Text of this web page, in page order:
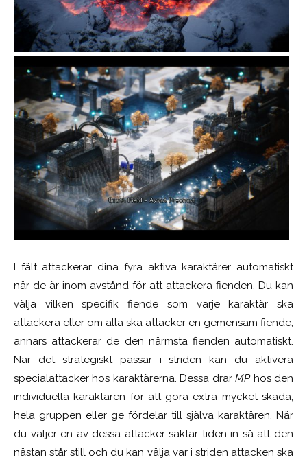
I fält attackerar dina fyra aktiva karaktärer automatiskt
när de är inom avstånd för att attackera fienden. Du kan
välja vilken specifik fiende som varje karaktär ska
attackera eller om alla ska attacker en gemensam fiende,
annars attackerar de den närmsta fienden automatiskt.
När det strategiskt passar i striden kan du aktivera
specialattacker hos karaktärerna. Dessa drarMPhos den
individuella karaktären för att göra extra mycket skada,
hela gruppen eller ge fördelar till själva karaktären. När
du väljer en av dessa attacker saktar tiden in så att den
nästan står still och du kan välja var i striden attacken ska